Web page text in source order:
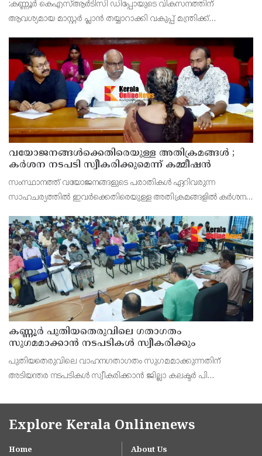
:കണ്ണൂർ കെഎസ്ആർടിസി ഡിപ്പോയുടെ വികസനത്തിന്
ആവശ്യമായ മാസ്റ്റർ പ്ലാൻ തയ്യാറാക്കി വകുപ്പ് മന്ത്രിക്ക്
ഡിപ്പോയ്ക്ക് നാല് ഏക്കറിൽ അധികം വരുന്ന സ്ഥലമുണ്ട്
വയോജനങ്ങൾക്കെതിരെയുള്ള അതിക്രമങ്ങൾ ;
കർശന നടപടി സ്വീകരിക്കുമെന്ന് കമ്മീഷൻ
സംസ്ഥാനത്ത് വയോജനങ്ങളുടെ പരാതികൾ ഏറിവരുന്ന
സാഹചര്യത്തിൽ ഇവർക്കെതിരെയുള്ള അതിക്രമങ്ങളിൽ കർശന
കെ. സോമപ്രസാദ്.
കണ്ണൂർ പുതിയതെരുവിലെ ഗതാഗതം
സുഗമമാക്കാന്‍ നടപടികള്‍ സ്വീകരിക്കും
പുതിയതെരുവിലെ വാഹനഗതാഗതം സുഗമമാക്കുന്നതിന്
അടിയന്തര നടപടികള്‍ സ്വീകരിക്കാന്‍ ജില്ലാ കലക്ടര്‍ പി
Explore Kerala Onlinenews
Home About Us